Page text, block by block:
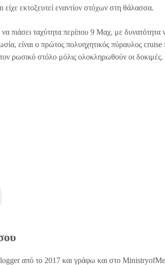
εκτοξευτεί εναντίον στόχων στη θάλασσα.
πιάσει ταχύτητα περίπου 9 Μαχ, με δυνατότητα
είναι ο πρώτος πολυηχητικός πύραυλος cruise
ρωσικό στόλο μόλις ολοκληρωθούν οι δοκιμές.
από το 2017 και γράφω και στο